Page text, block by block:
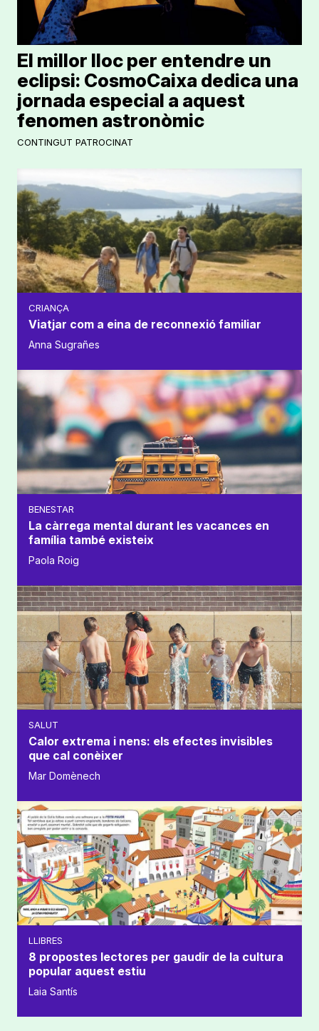
CONTINGUT PATROCINAT
El millor lloc per entendre un
eclipsi: CosmoCaixa dedica una
jornada especial a aquest
fenomen astronòmic
CRIANÇA
Viatjar com a eina de reconnexió familiar
Anna Sugrañes
BENESTAR
La càrrega mental durant les vacances en
família també existeix
Paola Roig
SALUT
Calor extrema i nens: els efectes invisibles
que cal conèixer
Mar Domènech
LLIBRES
8 propostes lectores per gaudir de la cultura
popular aquest estiu
Laia Santís